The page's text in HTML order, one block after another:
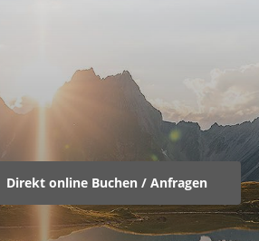
Direkt online Buchen / Anfragen